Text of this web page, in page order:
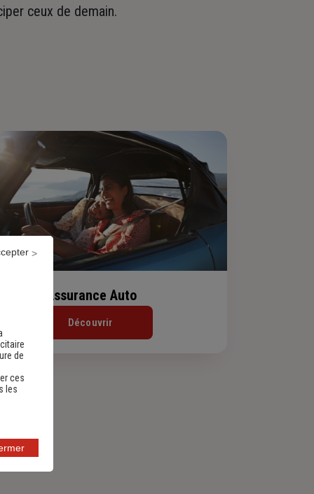
ceux de demain.
Assurance Auto
Découvrir
de
ces
les